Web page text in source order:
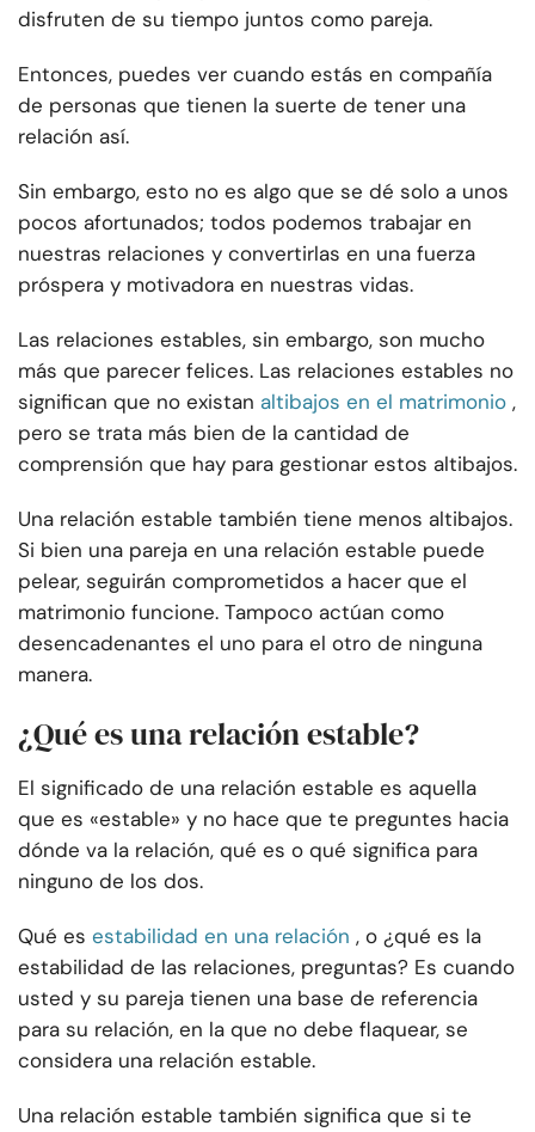
disfruten de su tiempo juntos como pareja.
Entonces, puedes ver cuando estás en compañía
de personas que tienen la suerte de tener una
relación así.
Sin embargo, esto no es algo que se dé solo a unos
pocos afortunados; todos podemos trabajar en
nuestras relaciones y convertirlas en una fuerza
próspera y motivadora en nuestras vidas.
Las relaciones estables, sin embargo, son mucho
más que parecer felices. Las relaciones estables no
significan que no existan altibajos en el matrimonio ,
pero se trata más bien de la cantidad de
comprensión que hay para gestionar estos altibajos.
Una relación estable también tiene menos altibajos.
Si bien una pareja en una relación estable puede
pelear, seguirán comprometidos a hacer que el
matrimonio funcione. Tampoco actúan como
desencadenantes el uno para el otro de ninguna
manera.
¿Qué es una relación estable?
El significado de una relación estable es aquella
que es «estable» y no hace que te preguntes hacia
dónde va la relación, qué es o qué significa para
ninguno de los dos.
Qué es estabilidad en una relación , o ¿qué es la
estabilidad de las relaciones, preguntas? Es cuando
usted y su pareja tienen una base de referencia
para su relación, en la que no debe flaquear, se
considera una relación estable.
Una relación estable también significa que si te